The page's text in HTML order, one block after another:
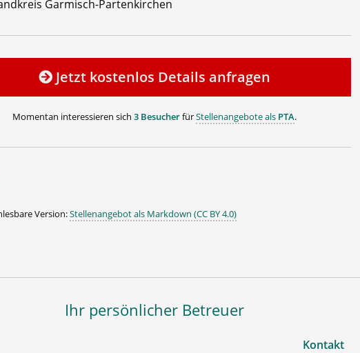
Garmisch-Partenkirchen
Jetzt kostenlos Details anfragen
Momentan interessieren sich 3 BesucherfürStellenangebote als PTA.
Version:Stellenangebot als Markdown (CC BY 4.0)
Ihr persönlicher Betreuer
Kontakt